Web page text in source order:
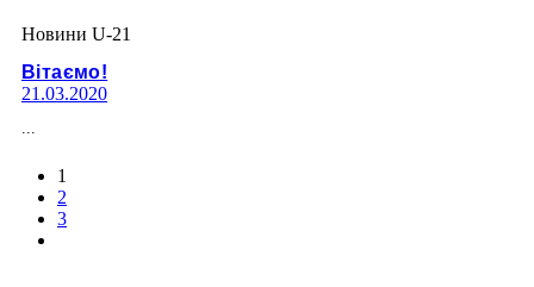
Новини U-21
Вітаємо!
21.03.2020
1
2
3